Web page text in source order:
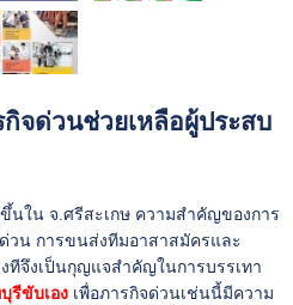
จด่วนช่วยเหลือผู้ประสบ
น จ.ศรีสะเกษ ความสำคัญของการ
ด่วน การขนส่งทีมอาสาสมัครและ
ทีจึงเป็นกุญแจสำคัญในการบรรเทา
รีขับเอง เพื่อภารกิจด่วนเช่นนี้มีความ